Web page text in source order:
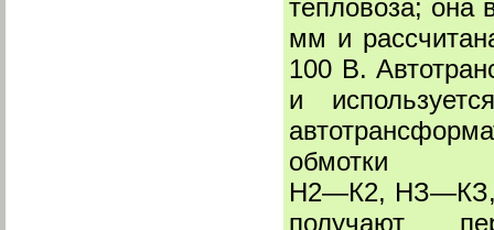
тепловоза; она
мм и
100 В.
и
обмотки
Н2—К2, НЗ—КЗ,
получают